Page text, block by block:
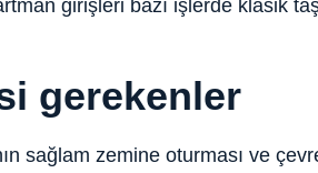
girişleri bazı işlerde klasik
gerekenler
sağlam zemine oturması ve